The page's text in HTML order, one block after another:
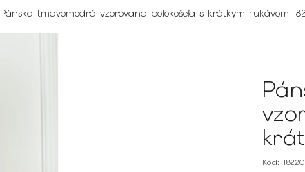
Pánska tmavomodrá vzorovaná polokošeľa s krátkym rukávom
Kód: